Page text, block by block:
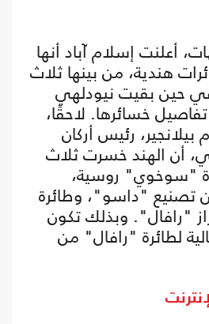
أعلنت إسلام آباد أنها
هندية، من بينها ثلاث
حين بقيت نيودلهي
خسائرها. لاحقًا،
رئيس أركان
أن الهند خسرت ثلاث
"سوخوي" روسية،
2000" من تصنيع "داسو"، وطائرة
"رافال". وبذلك تكون
لطائرة "رافال" من